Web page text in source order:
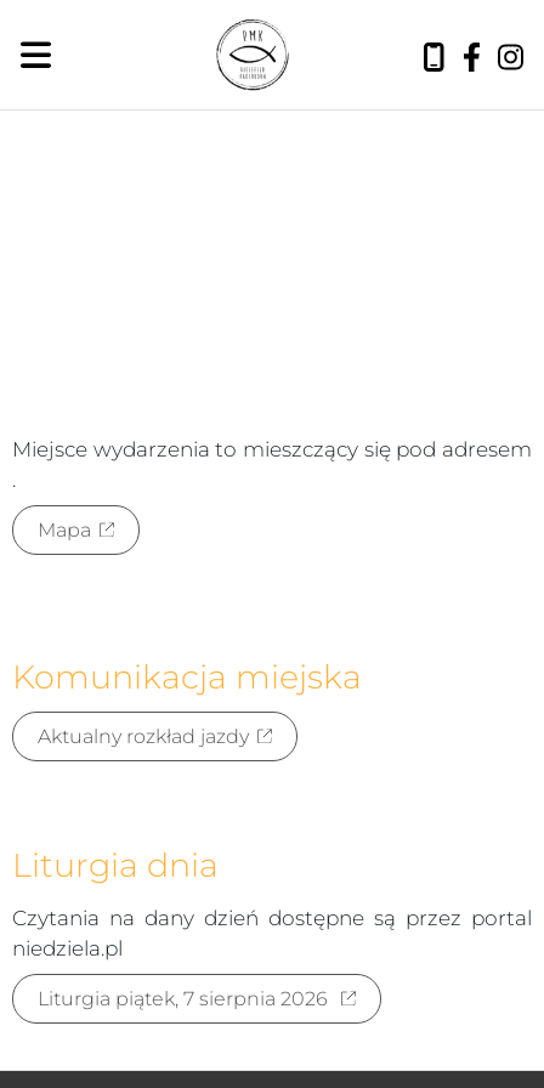
Miejsce wydarzenia to mieszczący się pod adresem
.
Mapa
Komunikacja miejska
Aktualny rozkład jazdy
Liturgia dnia
Czytania na dany dzień dostępne są przez portal
niedziela.pl
Liturgia piątek, 7 sierpnia 2026